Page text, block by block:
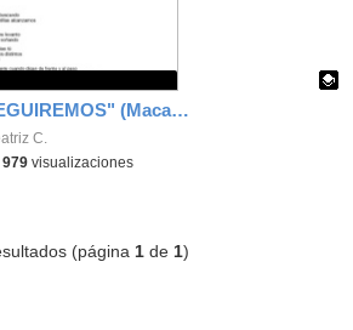
LETRA "SEGUIREMOS" (Macaco)
C.
979 visualizaciones
(página 1 de 1)